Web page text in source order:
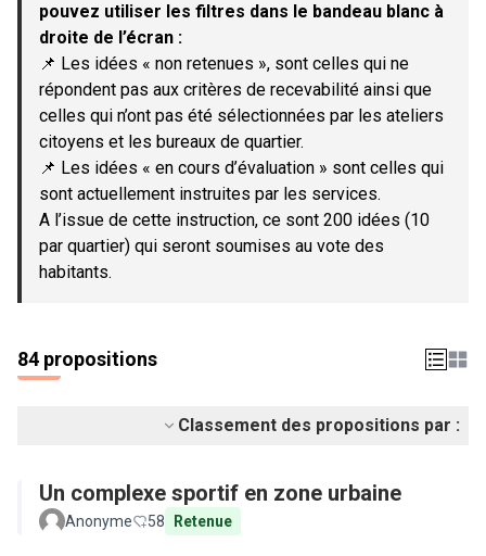
pouvez utiliser les filtres dans le bandeau blanc à
droite de l’écran :
📌 Les idées « non retenues », sont celles qui ne
répondent pas aux critères de recevabilité ainsi que
celles qui n’ont pas été sélectionnées par les ateliers
citoyens et les bureaux de quartier.
📌 Les idées « en cours d’évaluation » sont celles qui
sont actuellement instruites par les services.
A l’issue de cette instruction, ce sont 200 idées (10
par quartier) qui seront soumises au vote des
habitants.
84 propositions
Classement des propositions par :
Un complexe sportif en zone urbaine
Anonyme 58 Retenue